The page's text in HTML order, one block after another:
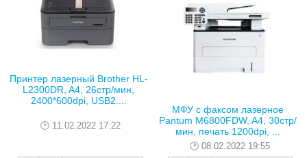
Принтер лазерный Brother HL-
L2300DR, A4, 26стр/мин,
2400*600dpi, USB2....
11.02.2022 17:22
МФУ с факсом лазерное
Pantum M6800FDW, A4, 30стр/
мин, печать 1200dpi, ...
08.02.2022 19:55